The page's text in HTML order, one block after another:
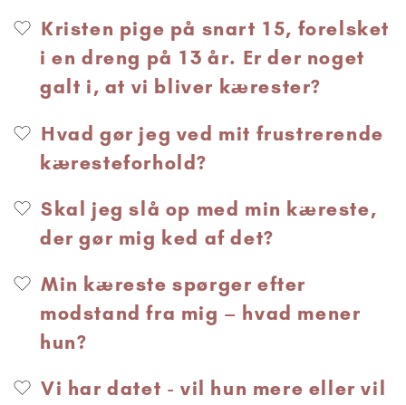
Kristen pige på snart 15, forelsket
i en dreng på 13 år. Er der noget
galt i, at vi bliver kærester?
Hvad gør jeg ved mit frustrerende
kæresteforhold?
Skal jeg slå op med min kæreste,
der gør mig ked af det?
Min kæreste spørger efter
modstand fra mig – hvad mener
hun?
Vi har datet - vil hun mere eller vil